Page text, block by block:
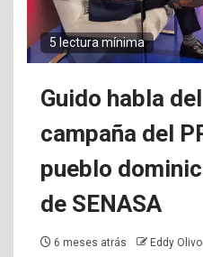
5 lectura mínima
Guido habla
campaña del
pueblo
de SENASA
6 meses atrás Eddy Olivo